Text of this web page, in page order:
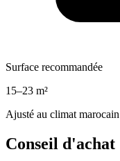
Surface recommandée
15–23 m²
Ajusté au climat marocain
Conseil d'achat